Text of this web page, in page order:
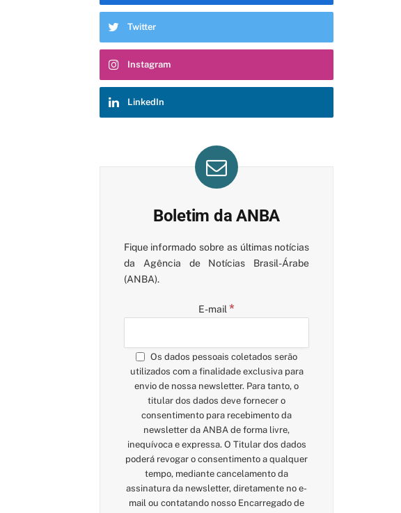
Twitter
Instagram
LinkedIn
Boletim da ANBA
Fique informado sobre as últimas notícias
da Agência de Notícias Brasil-Árabe
(ANBA).
E-mail *
Os dados pessoais coletados serão
utilizados com a finalidade exclusiva para
envio de nossa newsletter. Para tanto, o
titular dos dados deve fornecer o
consentimento para recebimento da
newsletter da ANBA de forma livre,
inequívoca e expressa. O Titular dos dados
poderá revogar o consentimento a qualquer
tempo, mediante cancelamento da
assinatura da newsletter, diretamente no e-
mail ou contatando nosso Encarregado de